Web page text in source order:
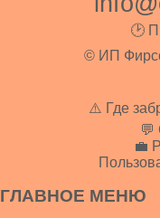
🕑
© ИП
⚠️ Где
💬
💼
ГЛАВНОЕ МЕНЮ